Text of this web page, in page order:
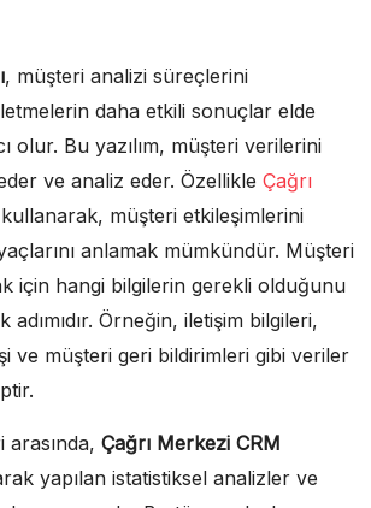
, müşteri analizi süreçlerini
daha etkili sonuçlar elde
olur. Bu yazılım, müşteri verilerini
ve analiz eder. Özellikle Çağrı
kullanarak, müşteri etkileşimlerini
anlamak mümkündür. Müşteri
için hangi bilgilerin gerekli olduğunu
adımıdır. Örneğin, iletişim bilgileri,
ve müşteri geri bildirimleri gibi veriler
Çağrı Merkezi CRM
yapılan istatistiksel analizler ve